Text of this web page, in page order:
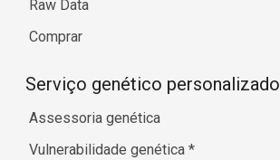
Raw Data
Comprar
Serviço genético personalizado
Assessoria genética
Vulnerabilidade genética *